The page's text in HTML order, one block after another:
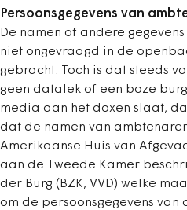
Persoonsgegevens van
De namen of andere
niet ongevraagd in de
gebracht. Toch is dat steeds
geen datalek of een boze
media aan het doxen slaat,
dat de namen van
Amerikaanse Huis van
aan de Tweede Kamer
der Burg (BZK, VVD) welke
om de persoonsgegevens van